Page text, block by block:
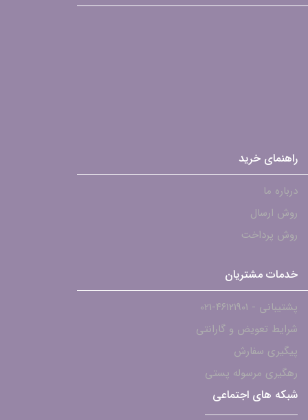
راهنمای خرید
درباره ما
روش ارسال
روش پرداخت
خدمات مشتریان
پشتیبانی - ۴۶۱۲۱۹۰۱-021
شرایط تعویض و گارانتی
پیگیری سفارش
رهگیری مرسوله پستی
شبکه های اجتماعی